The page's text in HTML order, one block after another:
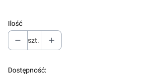
Ilość
szt.
Dostępność: